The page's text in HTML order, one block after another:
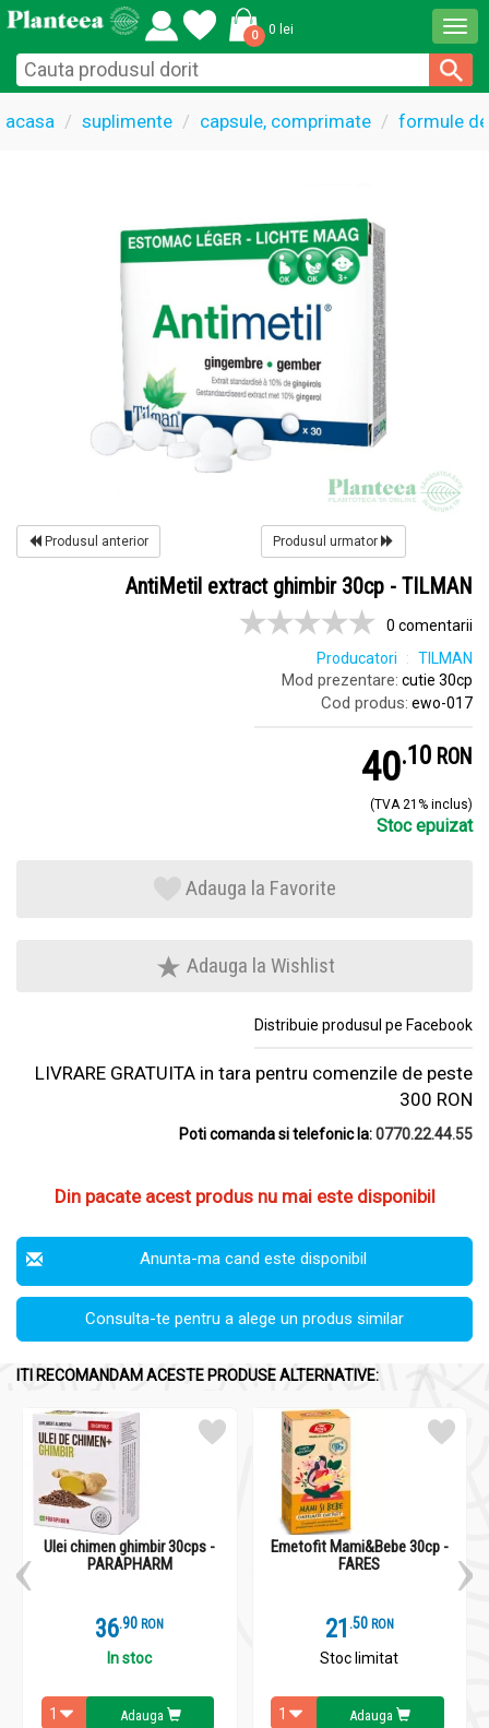
0 0 lei
acasa suplimente capsule, comprimate formule
Produsul anterior Produsul urmator
AntiMetil extract ghimbir 30cp - TILMAN
0 comentarii
Producatori
TILMAN
Mod prezentare: cutie 30cp
Cod produs: ewo-017
40.1 RON
(TVA 21% inclus)
Stoc epuizat
Adauga la Favorite
Adauga la Wishlist
Distribuie produsul pe Facebook
LIVRARE GRATUITA in tara pentru comenzile de peste
300 RON
Poti comanda si telefonic la:0770.22.44.55
Din pacate acest produs nu mai este disponibil
Anunta-ma cand este disponibil
Consulta-te pentru a alege un produs similar
ITI RECOMANDAM ACESTE PRODUSE ALTERNATIVE:
Ulei chimen ghimbir 30cps -
PARAPHARM
36.9 RON
In stoc
Adauga
Emetofit Mami&Bebe 30cp -
FARES
21 .5 RON
Stoc limitat
Adauga